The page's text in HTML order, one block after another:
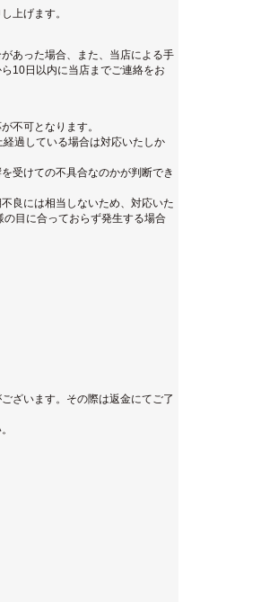
上げます。
あった場合、また、当店による手
10日以内に当店までご連絡をお
不可となります。
過している場合は対応いたしか
受けての不具合なのかが判断でき
良には相当しないため、対応いた
目に合っておらず発生する場合
ざいます。その際は返金にてご了